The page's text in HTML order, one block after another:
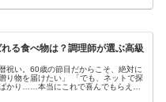
る食べ物は？調理師が選ぶ高級
祝い。60歳の節目だからこそ、絶対に
り物を届けたい」 「でも、ネットで探
かり……本当にこれで喜んでもらえる